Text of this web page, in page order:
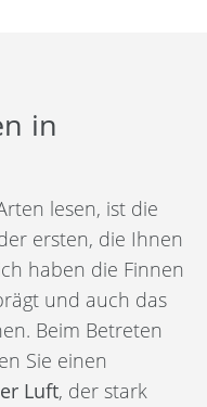
in
lesen, ist die
ersten, die Ihnen
haben die Finnen
und auch das
Beim Betreten
Sie einen
Luft, der stark